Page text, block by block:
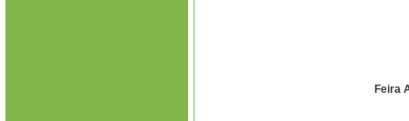
Feira